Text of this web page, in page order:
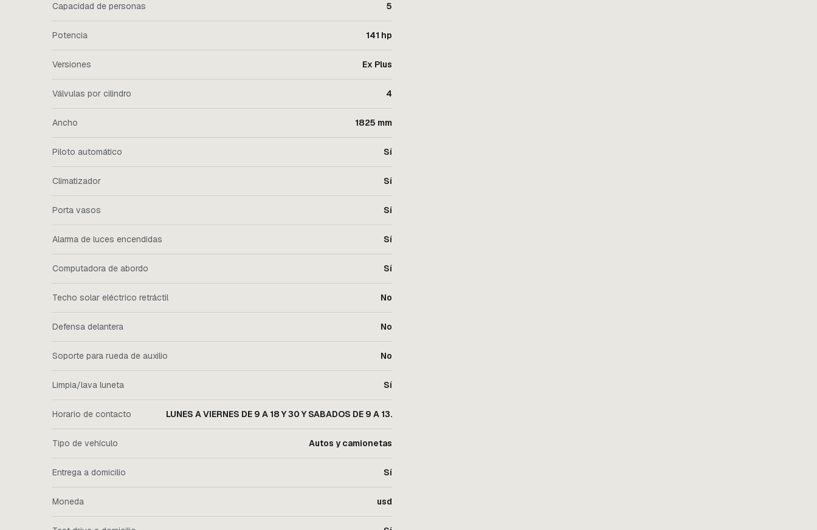
Capacidad de personas 5
Potencia 141 hp
Versiones Ex Plus
Válvulas por cilindro 4
Ancho 1825 mm
Piloto automático Sí
Climatizador Sí
Porta vasos Sí
Alarma de luces encendidas Sí
Computadora de abordo Sí
Techo solar eléctrico retráctil No
Defensa delantera No
Soporte para rueda de auxilio No
Limpia/lava luneta Sí
Horario de contacto LUNES A VIERNES DE 9 A 18 Y 30 Y SABADOS DE 9 A 13.
Tipo de vehículo Autos y camionetas
Entrega a domicilio Sí
Moneda usd